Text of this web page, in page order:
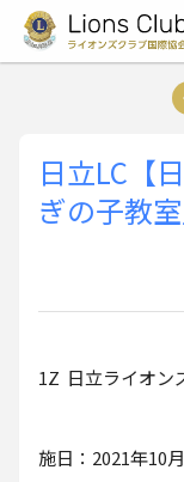
日立LC【
ぎの子教室
実施
1Z 日立ライオン
施日：2021年10